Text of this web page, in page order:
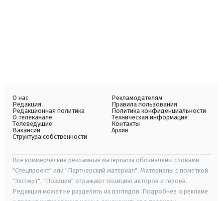
О нас
Редакция
Редакционная политика
О телеканале
Телеведущие
Вакансии
Структура собственности
Рекламодателям
Правила пользования
Политика конфиденциальности
Техническая информация
Контакты
Архив
Все коммерческие рекламные материалы обозначены словами
"Спецпроект" или "Партнерский материал". Материалы с пометкой
"Эксперт", "Позиция" отражают позицию авторов и героев.
Редакция может не разделять их взглядов. Подробнее о рекламе